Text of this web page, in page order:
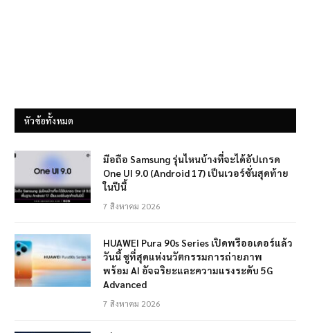
หัวข้อทั้งหมด
มือถือ Samsung รุ่นไหนบ้างที่จะได้อัปเกรด
One UI 9.0 (Android 17) เป็นเวอร์ชั่นสุดท้าย
ในปีนี้
7 สิงหาคม 2026
HUAWEI Pura 90s Series เปิดพรีออเดอร์แล้ว
วันนี้ ชูที่สุดแห่งนวัตกรรมการถ่ายภาพ
พร้อม AI อัจฉริยะและความแรงระดับ 5G
Advanced
7 สิงหาคม 2026